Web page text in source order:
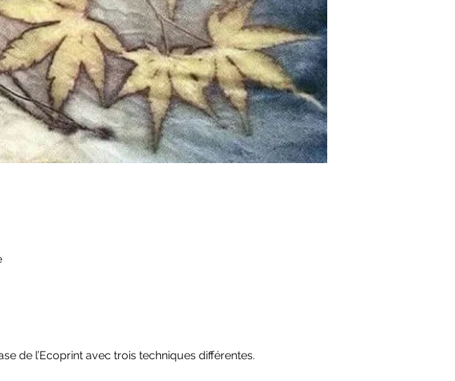
de l’Ecoprint avec trois techniques différentes.